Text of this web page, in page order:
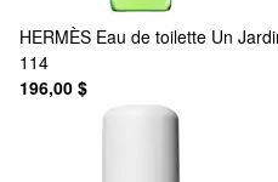
HERMÈS Eau de toilette Un
114
196,00 $